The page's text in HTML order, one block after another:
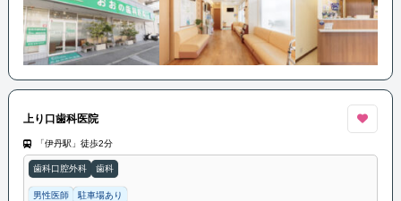
全身状態とすり合わせて決定します。
上り口歯科医院
「伊丹駅」徒歩2分
歯科口腔外科 歯科
男性医師 駐車場あり